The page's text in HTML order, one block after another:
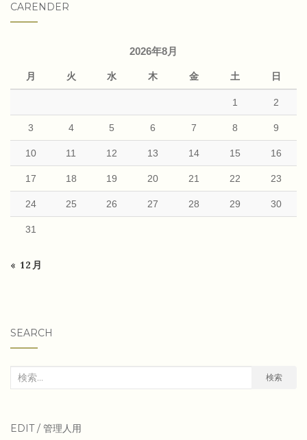
CARENDER
2026年8月
月 火 水 木 金 土 日
1 2
3 4 5 6 7 8 9
10 11 12 13 14 15 16
17 18 19 20 21 22 23
24 25 26 27 28 29 30
31
« 12月
SEARCH
検
象:
検索
EDIT / 管理人用